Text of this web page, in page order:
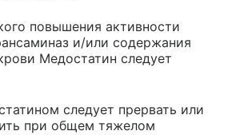
повышения активности
и/или содержания
Медостатин следует
следует прервать или
при общем тяжелом